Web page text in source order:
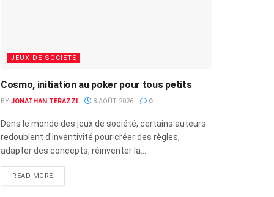
JEUX DE SOCIÉTÉ
Cosmo, initiation au poker pour tous petits
BY JONATHAN TERAZZI 8 AOÛT 2026 0
Dans le monde des jeux de société, certains auteurs
redoublent d'inventivité pour créer des règles,
adapter des concepts, réinventer la...
READ MORE